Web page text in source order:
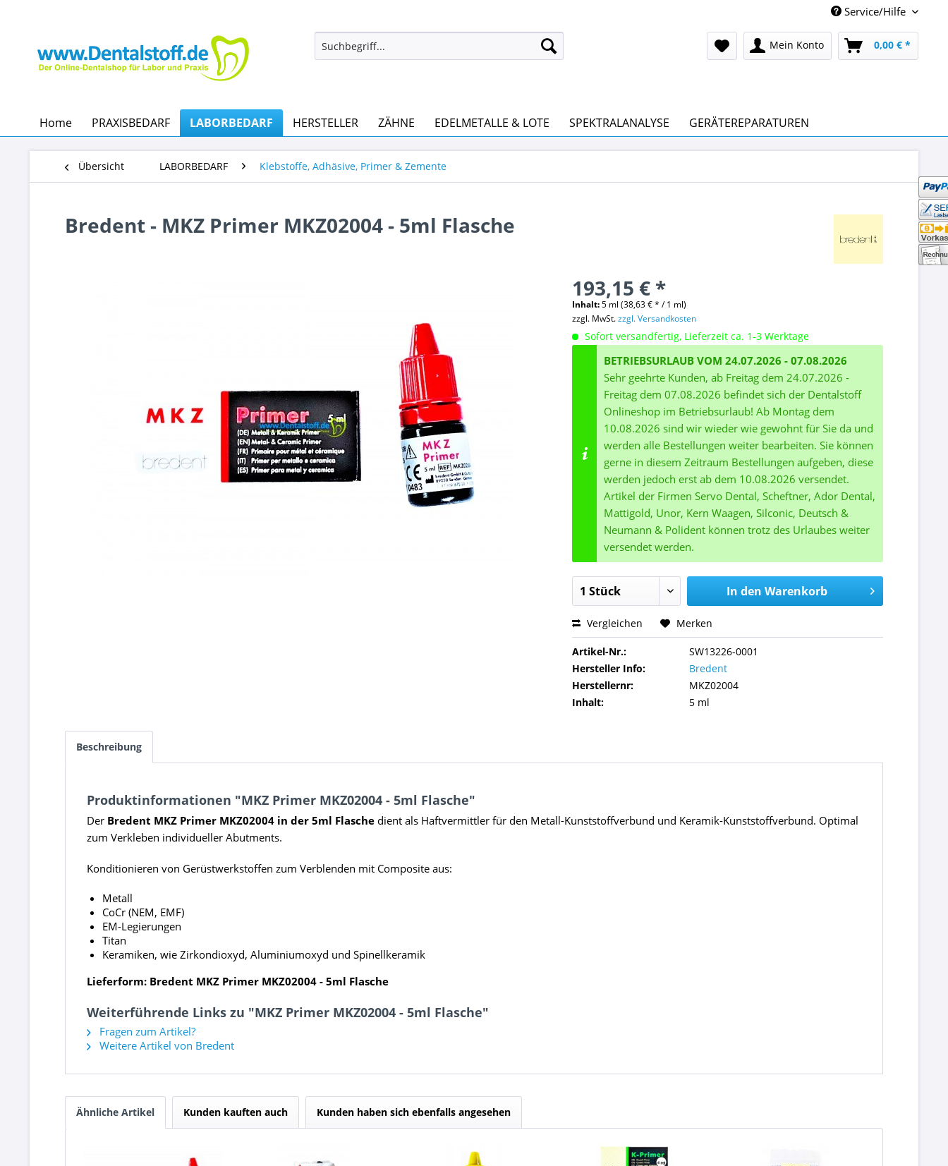
Service/Hilfe
Mein Konto 0,00 € *
Home PRAXISBEDARF LABORBEDARF HERSTELLER ZÄHNE EDELMETALLE & LOTE SPEKTRALANALYSE GERÄTEREPARATUREN
Übersicht LABORBEDARF Klebstoffe, Adhäsive, Primer & Zemente
Bredent - MKZ Primer MKZ02004 - 5ml Flasche
193,15 € *
Inhalt:5 ml (38,63 € * / 1 ml)
zzgl. MwSt.zzgl. Versandkosten
Sofort versandfertig, Lieferzeit ca. 1-3 Werktage
BETRIEBSURLAUB VOM 24.07.2026 - 07.08.2026
Sehr geehrte Kunden, ab Freitag dem 24.07.2026 -
Freitag dem 07.08.2026 befindet sich der Dentalstoff
Onlineshop im Betriebsurlaub! Ab Montag dem
10.08.2026 sind wir wieder wie gewohnt für Sie da und
werden alle Bestellungen weiter bearbeiten. Sie können
gerne in diesem Zeitraum Bestellungen aufgeben, diese
werden jedoch erst ab dem 10.08.2026 versendet.
Artikel der Firmen Servo Dental, Scheftner, Ador Dental,
Mattigold, Unor, Kern Waagen, Silconic, Deutsch &
Neumann & Polident können trotz des Urlaubes weiter
versendet werden.
In den Warenkorb
Vergleichen Merken
Artikel-Nr.:
SW13226-0001
Hersteller Info:
Bredent
Herstellernr:
MKZ02004
Inhalt:
5 ml
Beschreibung
Produktinformationen "MKZ Primer MKZ02004 - 5ml Flasche"
Der Bredent MKZ Primer MKZ02004 in der 5ml Flasche dient als Haftvermittler für den Metall-Kunststoffverbund und Keramik-Kunststoffverbund. Optimal
zum Verkleben individueller Abutments.
Konditionieren von Gerüstwerkstoffen zum Verblenden mit Composite aus:
Metall
CoCr (NEM, EMF)
EM-Legierungen
Titan
Keramiken, wie Zirkondioxyd, Aluminiumoxyd und Spinellkeramik
Lieferform: Bredent MKZ Primer MKZ02004 - 5ml Flasche
Weiterführende Links zu "MKZ Primer MKZ02004 - 5ml Flasche"
Fragen zum Artikel?
Weitere Artikel von Bredent
Ähnliche Artikel Kunden kauften auch Kunden haben sich ebenfalls angesehen